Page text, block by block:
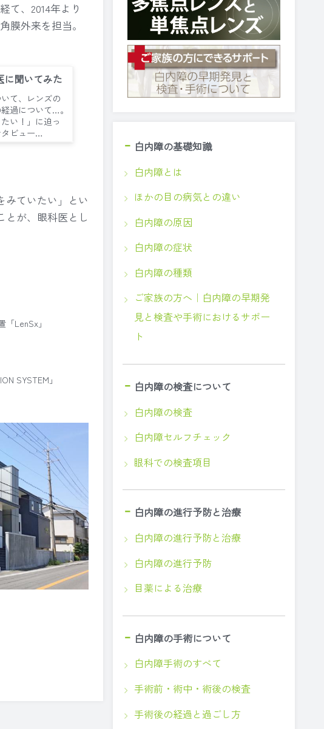
て、2014年より
膜外来を担当。
に聞いてみた
て、レンズの
過について…。
い！」に迫っ
ビュー…
みていたい」とい
とが、眼科医とし
LenSx」
SYSTEM」
白内障の基礎知識
白内障とは
ほかの目の病気との違い
白内障の原因
白内障の症状
白内障の種類
ご家族の方へ｜白内障の早期発
見と検査や手術におけるサポー
ト
白内障の検査について
白内障の検査
白内障セルフチェック
眼科での検査項目
白内障の進行予防と治療
白内障の進行予防と治療
白内障の進行予防
目薬による治療
白内障の手術について
白内障手術のすべて
手術前・術中・術後の検査
手術後の経過と過ごし方